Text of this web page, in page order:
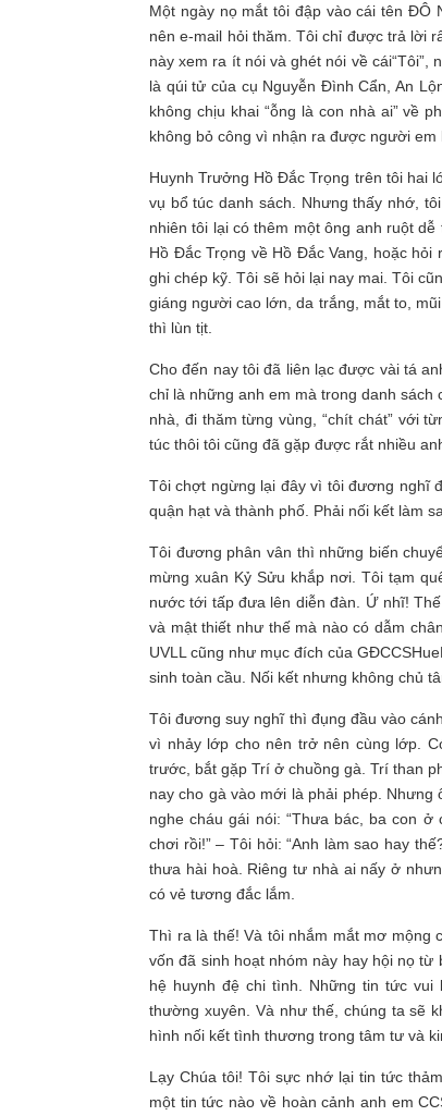
Một ngày nọ mắt tôi đập vào cái tên ĐÔ
nên e-mail hỏi thăm. Tôi chỉ được trả lời
này xem ra ít nói và ghét nói về
là qúi tử của cụ Nguyễn Đình Cẩn, An
không chịu khai “ỗng là con nhà ai” về
không bỏ công vì nhận ra được người em
Huynh Trưởng Hồ Đắc Trọng trên tôi hai
vụ bổ túc danh sách. Nhưng thấy nhớ,
nhiên tôi lại có thêm một ông anh ruột
Hồ Đắc Trọng về Hồ Đắc Vang, hoặc
ghi chép kỹ. Tôi sẽ hỏi lại nay mai. Tôi
giáng người cao lớn, da trắng, mắt to,
thì lùn tịt.
Cho đến nay tôi đã liên lạc được vài tá
chỉ là những anh em mà trong danh
nhà, đi thăm từng vùng, “chít chát” với
túc thôi tôi cũng đã gặp được rắt nhiều
Tôi chợt ngừng lại đây vì tôi đương nghĩ
quận hạt và thành phố. Phải nối kết làm
Tôi đương phân vân thì những biến
mừng xuân Kỷ Sửu khắp nơi. Tôi tạm
nước tới tấp đưa lên diễn đàn. Ứ nhĩ!
và mật thiết như thế mà nào có dẫm
UVLL cũng như mục đích của
sinh toàn cầu. Nối kết nhưng không chủ
Tôi đương suy nghĩ thì đụng đầu vào
vì nhảy lớp cho nên trở nên cùng lớp.
trước, bắt gặp Trí ở chuồng gà. Trí than
nay cho gà vào mới là phải phép.
nghe cháu gái nói: “Thưa bác, ba con ở
chơi rồi!” – Tôi hỏi: “Anh làm sao hay
thưa hài hoà. Riêng tư nhà ai nấy ở
có vẻ tương đắc lắm.
Thì ra là thế! Và tôi nhắm mắt mơ mộng
vốn đã sinh hoạt nhóm này hay hội nọ
hệ huynh đệ chi tình. Những tin tức
thường xuyên. Và như thế, chúng ta sẽ
hình nối kết tình thương trong tâm tư và
Lạy Chúa tôi! Tôi sực nhớ lại tin tức
một tin tức nào về hoàn cảnh anh em